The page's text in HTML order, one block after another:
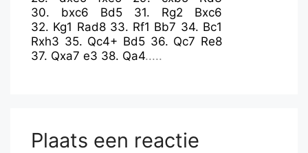
30. bxc6 Bd5 31. Rg2
Bxc6
32. Kg1 Rad8 33. Rf1 Bb7 34. Bc1
Rxh3 35. Qc4+ Bd5 36. Qc7 Re8
37. Qxa7 e3 38. Qa4.....
Plaats een reactie